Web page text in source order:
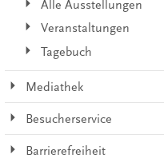
Alle Ausstellungen
Veranstaltungen
Tagebuch
Mediathek
Besucherservice
Barrierefreiheit